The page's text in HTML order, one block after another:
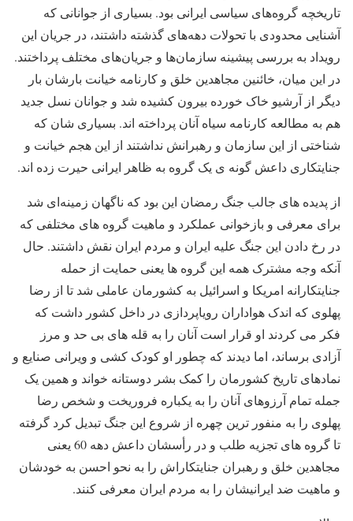
تاریخچه گروه‌های سیاسی ایرانی بود. بسیاری از جوانانی که
آشنایی محدودی با تحولات دهه‌های گذشته داشتند، در جریان این
رویداد به بررسی پیشینه سازمان‌ها و جریان‌های مختلف پرداختند.
در این میان، خائنین مجاهدین خلق و کارنامه خیانت بارشان بار
دیگر از آرشیو خاک خورده بیرون کشیده شد و جوانان نسل جدید
هم به مطالعه کارنامه سیاه آنان پرداخته اند. بسیاری شان که
شناختی از این سازمان و رهبرانش نداشتند از این هجم خیانت و
جنایتکاری داعش گونه ی یک گروه به ظاهر ایرانی حیرت زده اند.
از پدیده های جالب جنگ رمضان این بود که ناگهان زمینه‌ای شد
برای معرفی و بازخوانی عملکرد و ماهیت گروه های مختلفی که
در رخ دادن این جنگ علیه ایران و مردم ایران نقش داشتند. حال
آنکه وجه مشترک همه این گروه ها یعنی حمایت از حمله
جنایتکارانه امریکا و اسرائیل به کشورمان عاملی شد تا از رضا
پهلوی که اندک هواداران رویاپردازی در داخل کشور داشت که
فکر می کردند او قرار است آنان را به قله های بی حد و مرز
آزادی برساند، اما دیدند که چطور او کودک کشی و ویرانی صنایع و
نمادهای تاریخ کشورمان را کمک بشر دوستانه خواند و همین یک
جمله تمام آرزوهای آنان را به یکباره فروریخت و شخص رضا
پهلوی را به منفور ترین چهره از شروع این جنگ تبدیل کرد گرفته
تا گروه های تجزیه طلب و در رأسشان داعش دهه 60 یعنی
مجاهدین خلق و رهبران جنایتکاراش را به نحو احسن به خودشان
و ماهیت ضد ایرانیشان را به مردم ایران معرفی کنند.